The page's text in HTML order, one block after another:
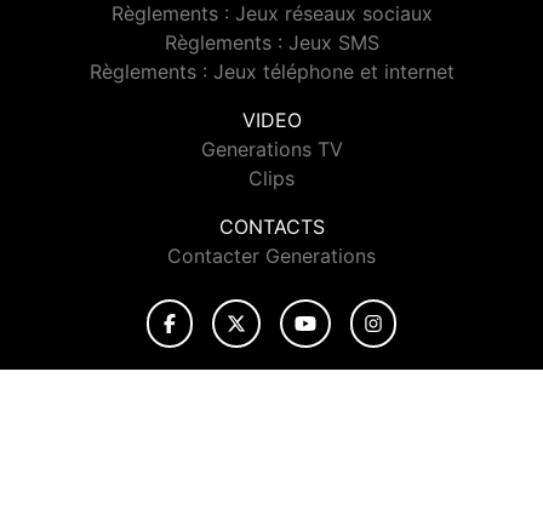
Règlements : Jeux réseaux sociaux
Règlements : Jeux SMS
Règlements : Jeux téléphone et internet
VIDEO
Generations TV
Clips
CONTACTS
Contacter Generations